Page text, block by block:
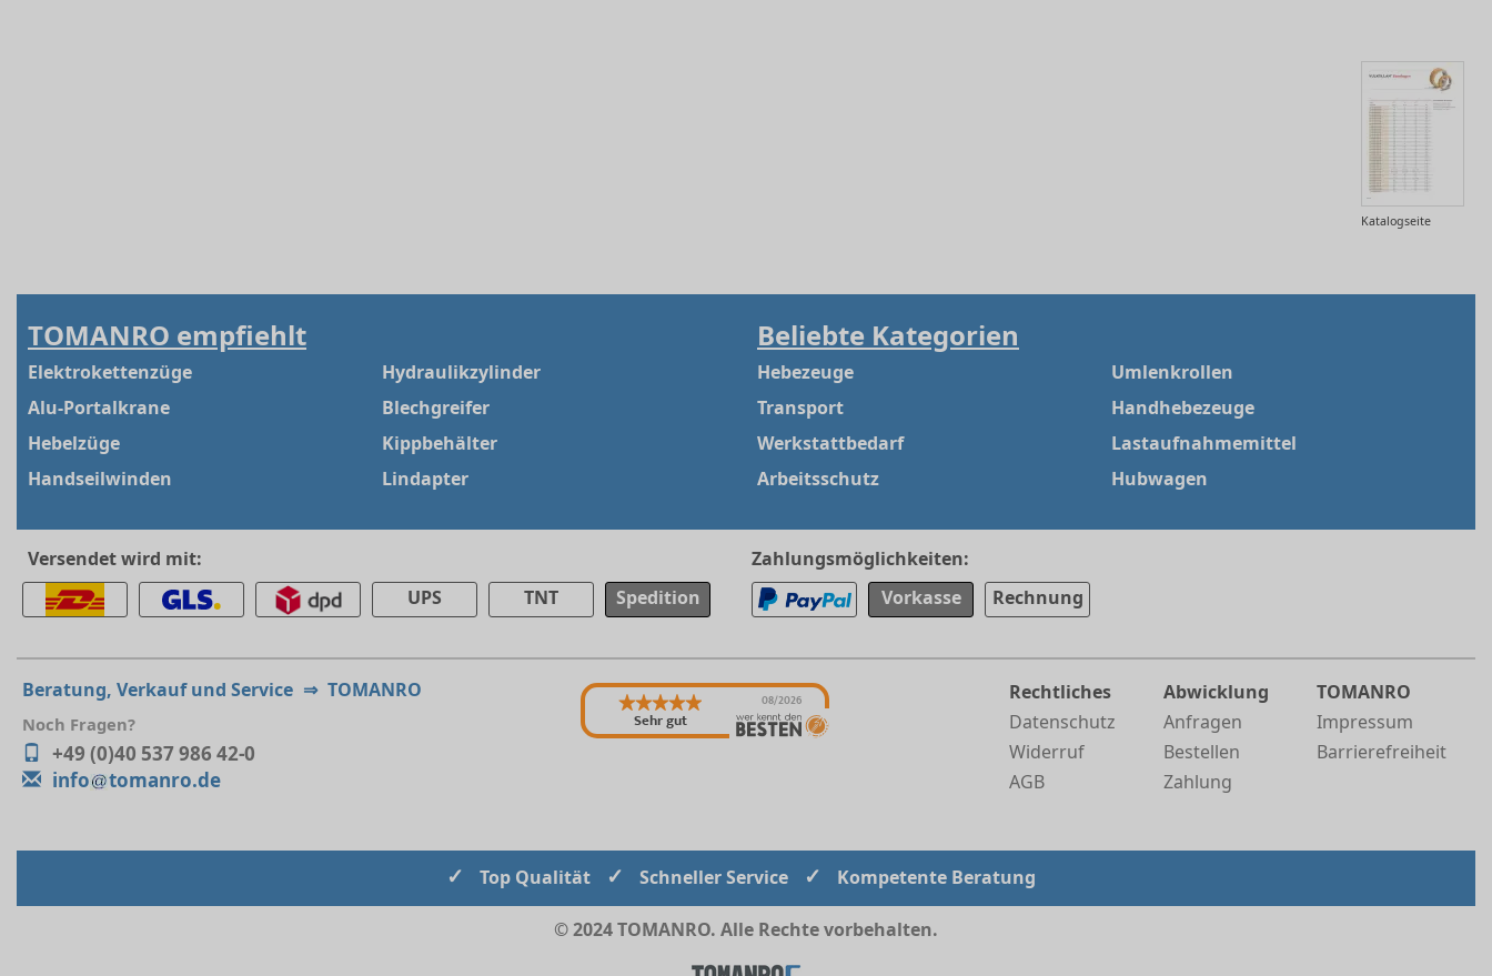
Katalogseite
TOMANRO empfiehlt
Elektrokettenzüge
Alu-Portalkrane
Hebelzüge
Handseilwinden
Hydraulikzylinder
Blechgreifer
Kippbehälter
Lindapter
Beliebte Kategorien
Hebezeuge
Transport
Werkstattbedarf
Arbeitsschutz
Umlenkrollen
Handhebezeuge
Lastaufnahmemittel
Hubwagen
Versendet wird mit:
UPS
TNT Spedition
Zahlungsmöglichkeiten:
Vorkasse
Rechnung
Beratung, Verkauf und Service ⇒ TOMANRO
Noch Fragen?
+49 (0)40 537 986 42-0
info
tomanro.de
Rechtliches
Datenschutz
Widerruf
AGB
Abwicklung
Anfragen
Bestellen
Zahlung
TOMANRO
Impressum
Barrierefreiheit
Sehr gut
08/2026
✓ Top Qualität ✓ Schneller Service ✓ Kompetente Beratung
© 2024 TOMANRO. Alle Rechte vorbehalten.